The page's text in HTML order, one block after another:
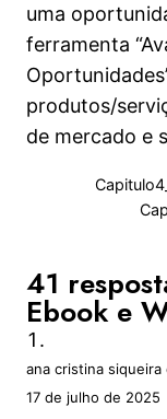
Live 6 |
Capítulo Extra |
(parte 3)
Live Extra |
uma
ferramenta
produtos/
de mercado e
41
Ebook e
ana cristina siqueira
17 de julho de 2025